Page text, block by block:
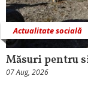
Actualitate socială
Măsuri pentru
07 Aug, 2026